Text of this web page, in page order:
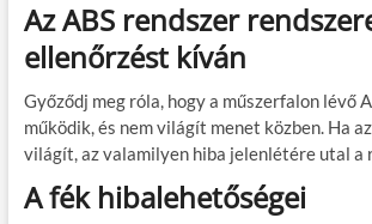
Az ABS rendszer
ellenőrzést kíván
Győződj meg róla, hogy a műszerfalon lévő
működik, és nem világít menet közben. Ha
világít, az valamilyen hiba jelenlétére utal a
A fék hibalehetőségei